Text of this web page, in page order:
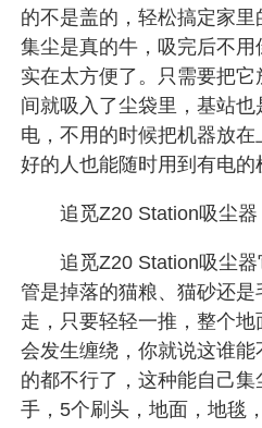
的不是盖的，轻松搞定家
集尘是真的牛，吸完后不
实在太方便了。只需要把
间就吸入了尘袋里，基站
电，不用的时候把机器放
好的人也能随时用到有电的
追觅Z20 Station吸尘器
追觅Z20 Station吸尘器
管是掉落的猫粮、猫砂还
走，只要轻轻一推，整个
会发生缠绕，你就说这谁
的都不行了，这种能自己
手，5个刷头，地面，地毯